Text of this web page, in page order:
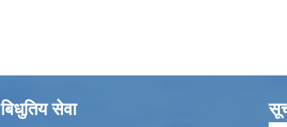
बिधुतिय सेवा